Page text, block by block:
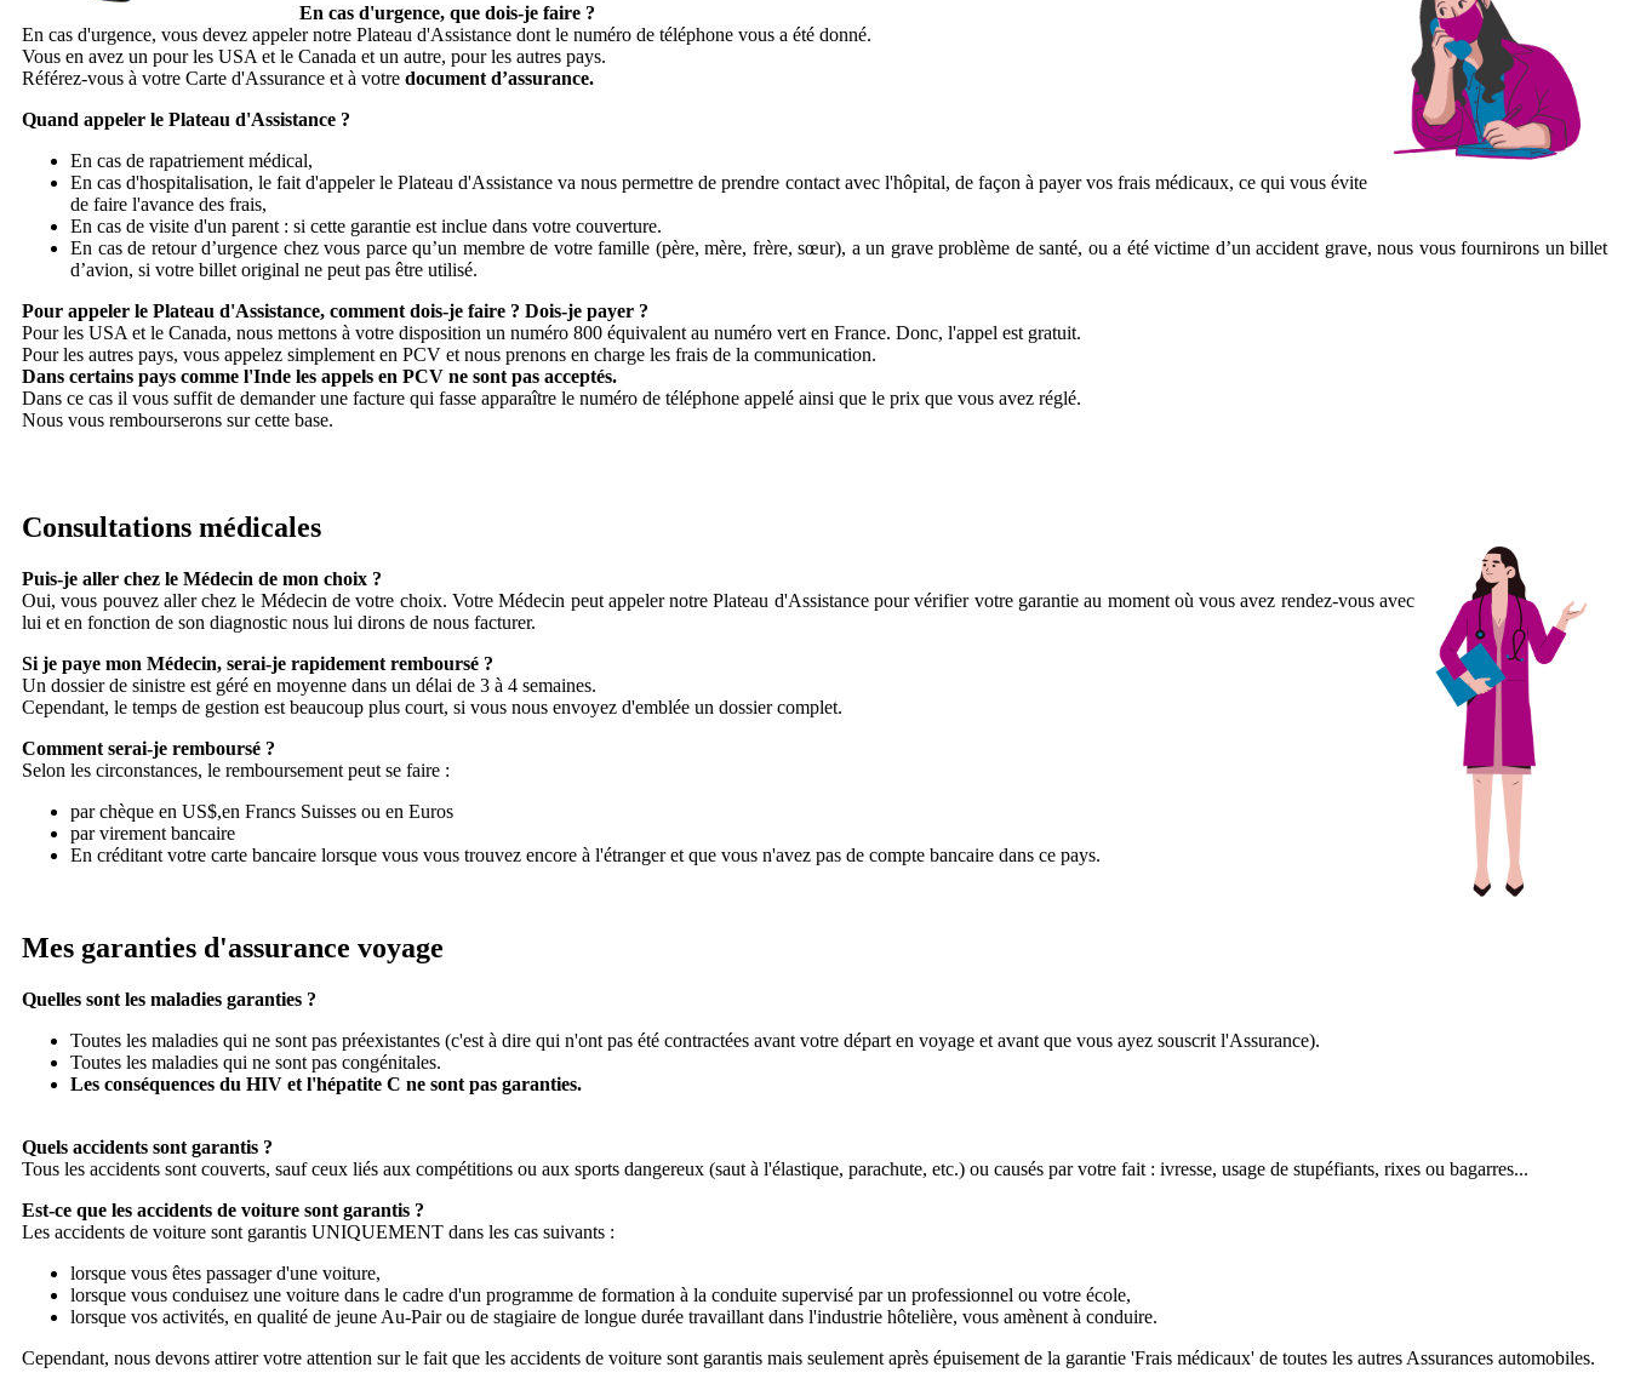
En cas d'urgence, que dois-je faire ?
En cas d'urgence, vous devez appeler notre Plateau d'Assistance dont le numéro de téléphone vous a été donné.
Vous en avez un pour les USA et le Canada et un autre, pour les autres pays.
Référez-vous à votre Carte d'Assurance et à votre document d’assurance.
Quand appeler le Plateau d'Assistance ?
En cas de rapatriement médical,
En cas d'hospitalisation, le fait d'appeler le Plateau d'Assistance va nous permettre de prendre contact avec l'hôpital, de façon à payer vos frais médicaux, ce qui vous évite
de faire l'avance des frais,
En cas de visite d'un parent : si cette garantie est inclue dans votre couverture.
En cas de retour d’urgence chez vous parce qu’un membre de votre famille (père, mère, frère, sœur), a un grave problème de santé, ou a été victime d’un accident grave, nous vous fournirons un billet
d’avion, si votre billet original ne peut pas être utilisé.
Pour appeler le Plateau d'Assistance, comment dois-je faire ? Dois-je payer ?
Pour les USA et le Canada, nous mettons à votre disposition un numéro 800 équivalent au numéro vert en France. Donc, l'appel est gratuit.
Pour les autres pays, vous appelez simplement en PCV et nous prenons en charge les frais de la communication.
Dans certains pays comme l'Inde les appels en PCV ne sont pas acceptés.
Dans ce cas il vous suffit de demander une facture qui fasse apparaître le numéro de téléphone appelé ainsi que le prix que vous avez réglé.
Nous vous rembourserons sur cette base.
Consultations médicales
Puis-je aller chez le Médecin de mon choix ?
Oui, vous pouvez aller chez le Médecin de votre choix. Votre Médecin peut appeler notre Plateau d'Assistance pour vérifier votre garantie au moment où vous avez rendez-vous avec
lui et en fonction de son diagnostic nous lui dirons de nous facturer.
Si je paye mon Médecin, serai-je rapidement remboursé ?
Un dossier de sinistre est géré en moyenne dans un délai de 3 à 4 semaines.
Cependant, le temps de gestion est beaucoup plus court, si vous nous envoyez d'emblée un dossier complet.
Comment serai-je remboursé ?
Selon les circonstances, le remboursement peut se faire :
par chèque en US$,en Francs Suisses ou en Euros
par virement bancaire
En créditant votre carte bancaire lorsque vous vous trouvez encore à l'étranger et que vous n'avez pas de compte bancaire dans ce pays.
Mes garanties d'assurance voyage
Quelles sont les maladies garanties ?
Toutes les maladies qui ne sont pas préexistantes (c'est à dire qui n'ont pas été contractées avant votre départ en voyage et avant que vous ayez souscrit l'Assurance).
Toutes les maladies qui ne sont pas congénitales.
Les conséquences du HIV et l'hépatite C ne sont pas garanties.
Quels accidents sont garantis ?
Tous les accidents sont couverts, sauf ceux liés aux compétitions ou aux sports dangereux (saut à l'élastique, parachute, etc.) ou causés par votre fait : ivresse, usage de stupéfiants, rixes ou bagarres...
Est-ce que les accidents de voiture sont garantis ?
Les accidents de voiture sont garantis UNIQUEMENT dans les cas suivants :
lorsque vous êtes passager d'une voiture,
lorsque vous conduisez une voiture dans le cadre d'un programme de formation à la conduite supervisé par un professionnel ou votre école,
lorsque vos activités, en qualité de jeune Au-Pair ou de stagiaire de longue durée travaillant dans l'industrie hôtelière, vous amènent à conduire.
Cependant, nous devons attirer votre attention sur le fait que les accidents de voiture sont garantis mais seulement après épuisement de la garantie 'Frais médicaux' de toutes les autres Assurances automobiles.